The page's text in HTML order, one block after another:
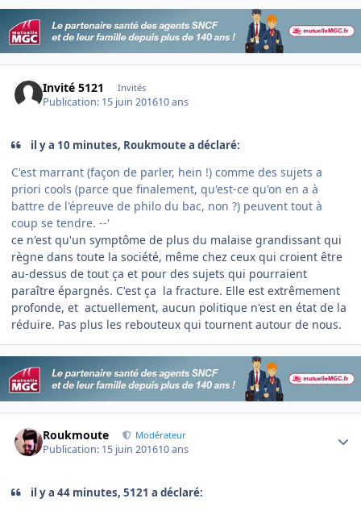
Invité 5121 Invités
Publication: 15 juin 201610 ans
il y a 10 minutes, Roukmoute a déclaré:
C'est marrant (façon de parler, hein !) comme des sujets a
priori cools (parce que finalement, qu'est-ce qu'on en a à
battre de l'épreuve de philo du bac, non ?) peuvent tout à
coup se tendre. --'
ce n'est qu'un symptôme de plus du malaise grandissant qui
règne dans toute la société, même chez ceux qui croient être
au-dessus de tout ça et pour des sujets qui pourraient
paraître épargnés. C'est ça la fracture. Elle est extrêmement
profonde, et actuellement, aucun politique n'est en état de la
réduire. Pas plus les rebouteux qui tournent autour de nous.
Roukmoute Modérateur
Publication: 15 juin 201610 ans
il y a 44 minutes, 5121 a déclaré: